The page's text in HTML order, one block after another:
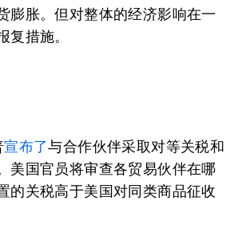
膨胀。但对整体的经济影响在一
复措施。
宣布了与合作伙伴采取对等关税和
美国官员将审查各贸易伙伴在哪
的关税高于美国对同类商品征收